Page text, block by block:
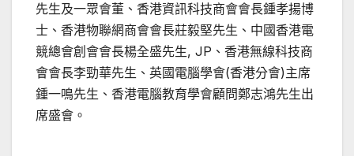
先生及一眾會董、香港資訊科技商會會長鍾孝揚博
士、香港物聯網商會會長莊毅堅先生、中國香港電
競總會創會會長楊全盛先生, JP、香港無線科技商
會會長李勁華先生、英國電腦學會(香港分會)主席
鍾一鳴先生、香港電腦教育學會顧問鄭志鴻先生出
席盛會。